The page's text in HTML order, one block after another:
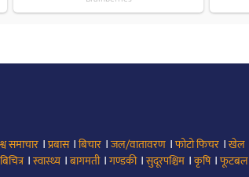
समाचार ।प्रबास।बिचार ।जल/वातावरण ।फोटो फिचर ।खेल
बिचित्र।स्वास्थ्य ।बागमती।गण्डकी।सुदूरपश्चिम ।कृषि।फूटबल